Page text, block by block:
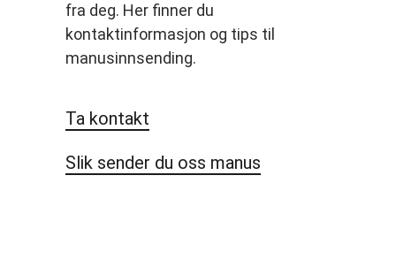
fra deg. Her finner du
kontaktinformasjon og tips til
manusinnsending.
Ta kontakt
Slik sender du oss manus